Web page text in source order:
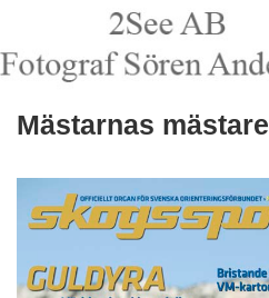
Mästarnas mästare